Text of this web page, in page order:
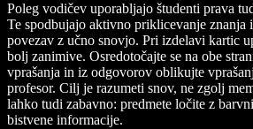
Poleg vodičev uporabljajo študenti prava
Te spodbujajo aktivno priklicevanje znanja
povezav z učno snovjo. Pri izdelavi kartic
bolj zanimive. Osredotočajte se na obe
vprašanja in iz odgovorov oblikujte
profesor. Cilj je razumeti snov, ne zgolj
lahko tudi zabavno: predmete ločite z
bistvene informacije.